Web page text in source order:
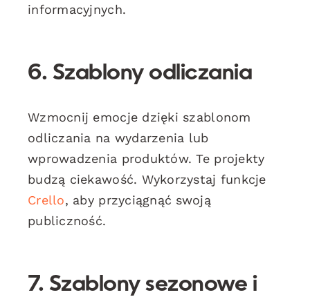
informacyjnych.
6. Szablony odliczania
Wzmocnij emocje dzięki szablonom
odliczania na wydarzenia lub
wprowadzenia produktów. Te projekty
budzą ciekawość. Wykorzystaj funkcje
Crello, aby przyciągnąć swoją
publiczność.
7. Szablony sezonowe i